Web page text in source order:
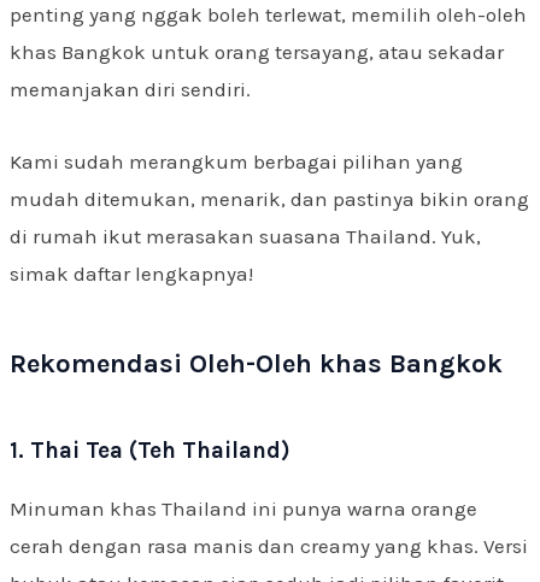
penting yang nggak boleh terlewat, memilih oleh-oleh
khas Bangkok untuk orang tersayang, atau sekadar
memanjakan diri sendiri.
Kami sudah merangkum berbagai pilihan yang
mudah ditemukan, menarik, dan pastinya bikin orang
di rumah ikut merasakan suasana Thailand. Yuk,
simak daftar lengkapnya!
Rekomendasi Oleh-Oleh khas Bangkok
1. Thai Tea (Teh Thailand)
Minuman khas Thailand ini punya warna orange
cerah dengan rasa manis dan creamy yang khas. Versi